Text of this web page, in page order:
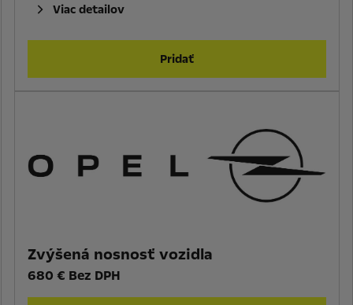
Viac detailov
Pridať
Zvýšená nosnosť vozidla
680 € Bez DPH